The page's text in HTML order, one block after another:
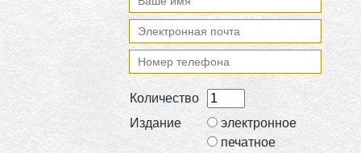
Количество
Издание
электронное
печатное